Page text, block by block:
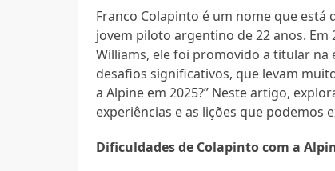
Franco Colapinto é um nome que
jovem piloto argentino de 22 anos.
Williams, ele foi promovido a titular
desafios significativos, que levam
a Alpine em 2025?” Neste artigo,
experiências e as lições que podemos
Dificuldades de Colapinto com a